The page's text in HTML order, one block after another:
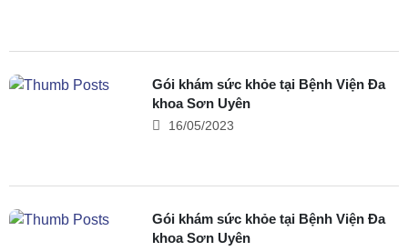
Gói khám sức khỏe tại Bệnh Viện Đa
khoa Sơn Uyên
16/05/2023
Gói khám sức khỏe tại Bệnh Viện Đa
khoa Sơn Uyên